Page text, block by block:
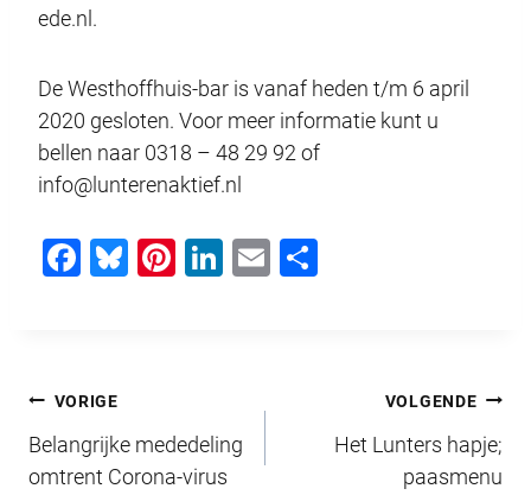
ede.nl.
De Westhoffhuis-bar is vanaf heden t/m 6 april
2020 gesloten. Voor meer informatie kunt u
bellen naar 0318 – 48 29 92 of
info@lunterenaktief.nl
F
b
o
o
Bl Pi Li
n
E
Bericht
navigatie
VORIGE
Belangrijke mededeling
omtrent Corona-virus
VOLGENDE
Het Lunters hapje;
paasmenu